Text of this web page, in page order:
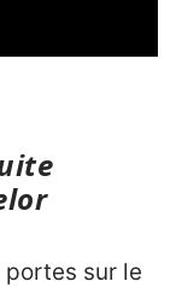
portes sur le